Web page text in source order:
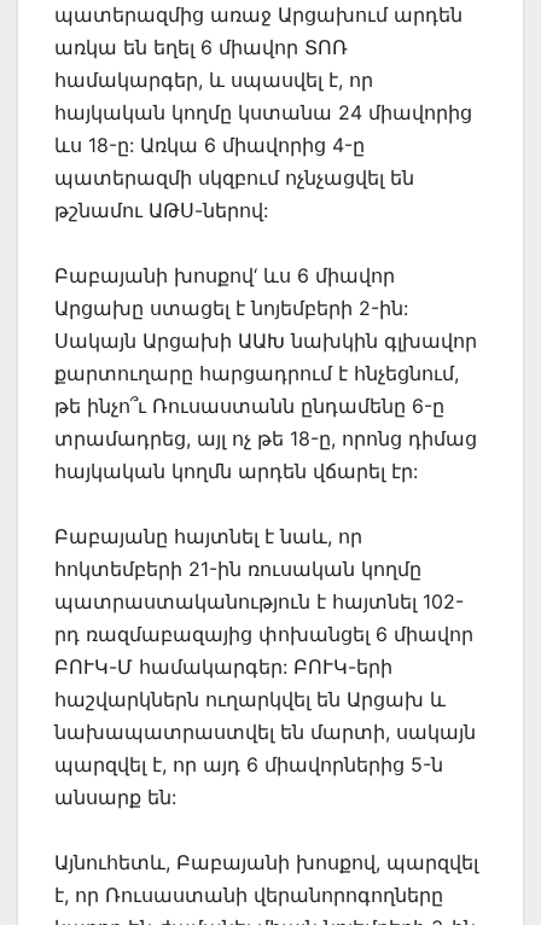
պատերազմից առաջ Արցախում արդեն
առկա են եղել 6 միավոր ՏՈՌ
համակարգեր, և սպասվել է, որ
հայկական կողմը կստանա 24 միավորից
ևս 18-ը: Առկա 6 միավորից 4-ը
պատերազմի սկզբում ոչնչացվել են
թշնամու ԱԹՍ-ներով:
Բաբայանի խոսքով‘ ևս 6 միավոր
Արցախը ստացել է նոյեմբերի 2-ին:
Սակայն Արցախի ԱԱԽ նախկին գլխավոր
քարտուղարը հարցադրում է հնչեցնում,
թե ինչո՞ւ Ռուսաստանն ընդամենը 6-ը
տրամադրեց, այլ ոչ թե 18-ը, որոնց դիմաց
հայկական կողմն արդեն վճարել էր:
Բաբայանը հայտնել է նաև, որ
հոկտեմբերի 21-ին ռուսական կողմը
պատրաստականություն է հայտնել 102-
րդ ռազմաբազայից փոխանցել 6 միավոր
ԲՈՒԿ-Մ համակարգեր: ԲՈՒԿ-երի
հաշվարկներն ուղարկվել են Արցախ և
նախապատրաստվել են մարտի, սակայն
պարզվել է, որ այդ 6 միավորներից 5-ն
անսարք են:
Այնուհետև, Բաբայանի խոսքով, պարզվել
է, որ Ռուսաստանի վերանորոգողները